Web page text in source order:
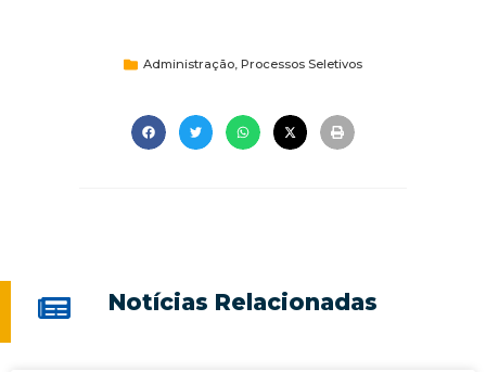
Administração, Processos Seletivos
Notícias Relacionadas